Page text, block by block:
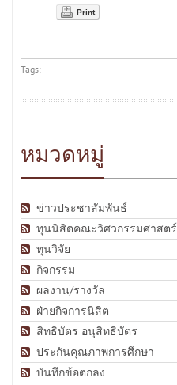
Print
Tags:
หมวดหมู่
ข่าวประชาสัมพันธ์
ทุนนิสิตคณะวิศวกรรมศาสตร์
ทุนวิจัย
กิจกรรม
ผลงาน/รางวัล
ฝ่ายกิจการนิสิต
สิทธิบัตร อนุสิทธิบัตร
ประกันคุณภาพการศึกษา
บันทึกข้อตกลง